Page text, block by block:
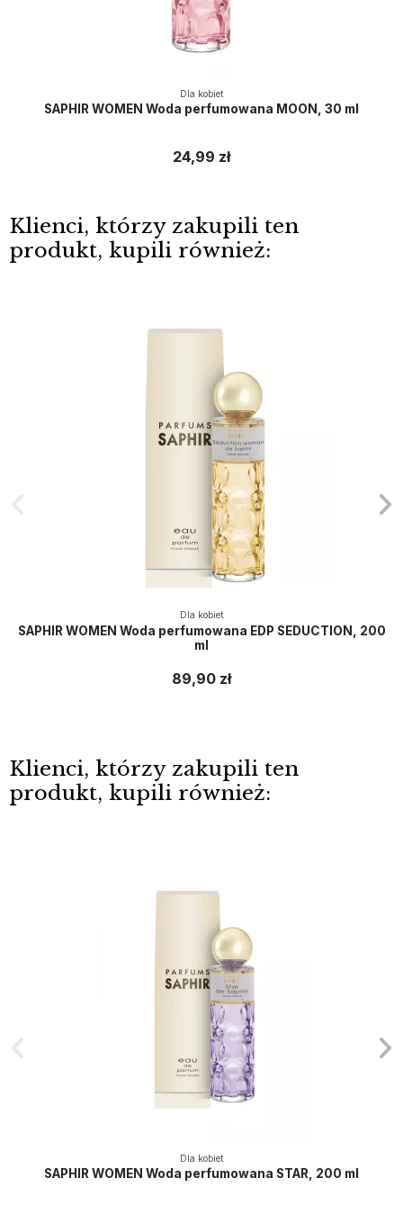
Dla kobiet
SAPHIR WOMEN Woda perfumowana MOON, 30 ml
24,99 zł
Klienci, którzy zakupili ten
produkt, kupili również:
Dla kobiet
SAPHIR WOMEN Woda perfumowana EDP SEDUCTION, 200
ml
89,90 zł
Klienci, którzy zakupili ten
produkt, kupili również:
Dla kobiet
SAPHIR WOMEN Woda perfumowana STAR, 200 ml